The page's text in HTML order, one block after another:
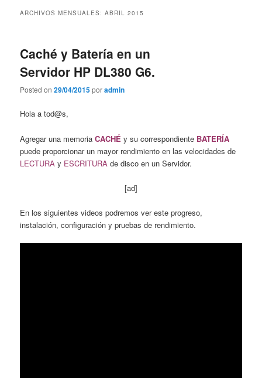
ARCHIVOS MENSUALES:ABRIL 2015
Caché y Batería en un
Servidor HP DL380 G6.
Posted on29/04/2015poradmin
Hola a tod@s,
Agregar una memoriaCACHÉy su correspondiente BATERÍA
puede proporcionar un mayor rendimiento en las velocidades de
LECTURA y ESCRITURA de disco en un Servidor.
[ad]
En los siguientes videos podremos ver este progreso,
instalación, configuración y pruebas de rendimiento.